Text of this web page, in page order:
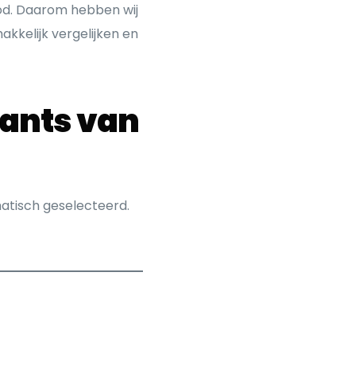
Daarom hebben wij
vergelijken en
van
geselecteerd.